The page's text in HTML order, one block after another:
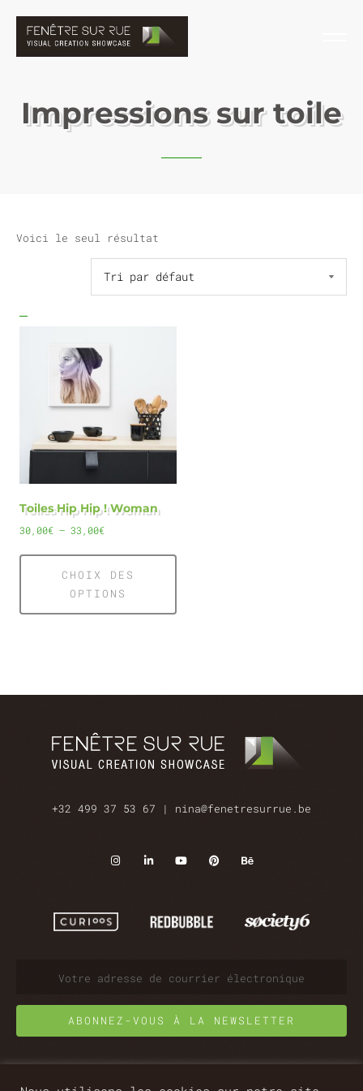
Impressions sur toile
Voici le seul résultat
Toiles Hip Hip ! Woman
30,00€ – 33,00€
CHOIX DES
OPTIONS
+32 499 37 53 67 | nina@fenetresurrue.be